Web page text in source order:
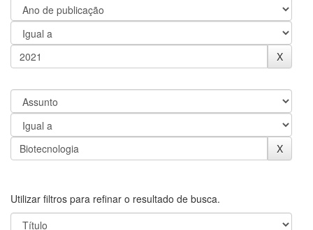
Utilizar filtros para refinar o resultado de busca.